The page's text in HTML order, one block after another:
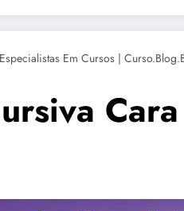
Especialistas Em Cursos |